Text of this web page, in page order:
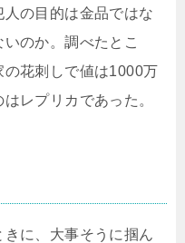
の目的は金品ではな
のか。調べたとこ
花刺しで値は1000万
レプリカであった。
に、大事そうに掴ん